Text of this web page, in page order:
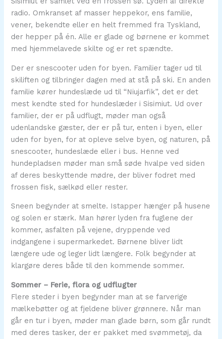
radio. Omkranset af masser heppekor, ens familie,
vener, bekendte eller en helt fremmed fra Tyskland,
der hepper på én. Alle er glade og børnene er kommet
med hjemmelavede skilte og er ret spændte.
Der er snescooter uden for byen. Familier tager ud til
skiliften og tilbringer dagen med at stå på ski. En anden
familie kører hundeslæde ud til “Niujarfik”, det er det
mest kendte sted for hundeslæder i Sisimiut. Ud over
familier, der er på udflugt, møder man også
udenlandske gæster, der er på tur, enten i byen, eller
uden for byen, for at opleve selve byen, og naturen, på
snescooter, hundeslæde eller i bus. Henne ved
hundepladsen møder man små søde hvalpe ved siden
af deres beskyttende mødre, der bliver fodret med
frossen fisk, sælkød eller rester.
Sneen begynder at smelte. Istapper hænger på husene
og solen er stærk. Man hører lyden fra fuglene der
kommer, asfalten på vejene, dryppende ved
indgangene i supermarkedet. Børnene bliver lidt
længere ude og leger lidt længere. Folk begynder at
klargøre deres både til den kommende sommer.
Sommer – Ferie, flora og udflugter
Flere steder i byen begynder man at se farverige
mælkebøtter og at fjeldene bliver grønnere. Når man
går en tur i byen, møder man glade børn, som går rundt
med deres tasker, der er pakket med svømmetøj, da